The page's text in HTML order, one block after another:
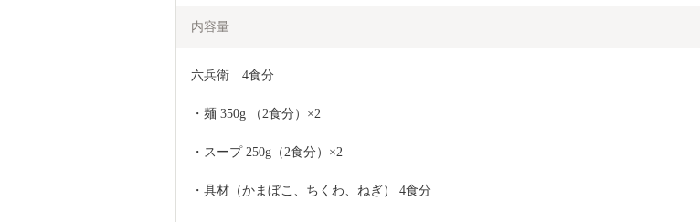
内容量
六兵衛　4食分
・麺 350g （2食分）×2
・スープ 250g（2食分）×2
・具材（かまぼこ、ちくわ、ねぎ） 4食分